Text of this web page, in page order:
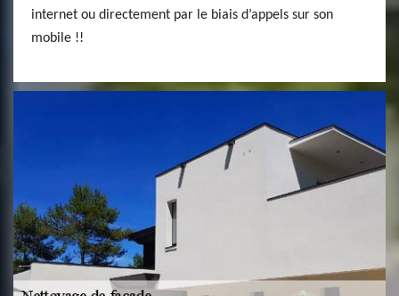
internet ou directement par le biais d’appels sur son
mobile !!